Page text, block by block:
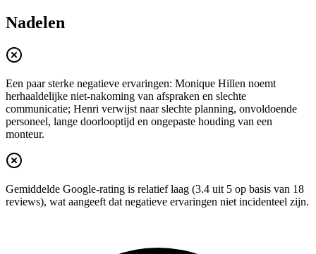
Nadelen
Een paar sterke negatieve ervaringen: Monique Hillen noemt
herhaaldelijke niet-nakoming van afspraken en slechte
communicatie; Henri verwijst naar slechte planning, onvoldoende
personeel, lange doorlooptijd en ongepaste houding van een
monteur.
Gemiddelde Google-rating is relatief laag (3.4 uit 5 op basis van 18
reviews), wat aangeeft dat negatieve ervaringen niet incidenteel zijn.